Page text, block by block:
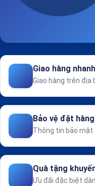
Giao hàng nhanh
Giao hàng trên địa
Bảo vệ đặt hàng
Thông tin bảo mật
Quà tặng
Ưu đãi đặc biệt